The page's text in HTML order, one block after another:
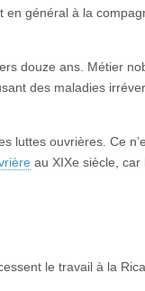
général à la
douze ans. Métier
des maladies
luttes ouvrières. Ce
au XIXe siècle,
le travail à la